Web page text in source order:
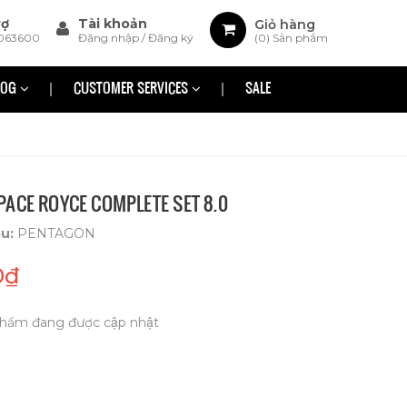
Giỏ hàng
(0) Sản phẩm
Tài khoản
Đăng nhập /Đăng ký
CUSTOMER SERVICES SALE
ROYCE COMPLETE SET 8.0
PENTAGON
đang được cập nhật